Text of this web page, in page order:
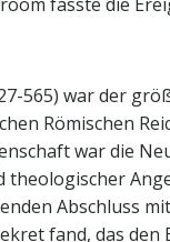
565) war der
Römischen
war die
theologischer
Abschluss
fand, das den